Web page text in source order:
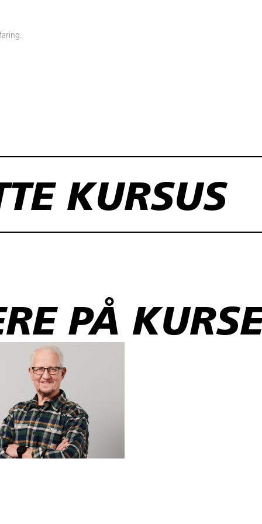
sammensætning.
samt anvende anbefalede og lovpligtige hjælpe- og værnemidler
KURSUS
PÅ